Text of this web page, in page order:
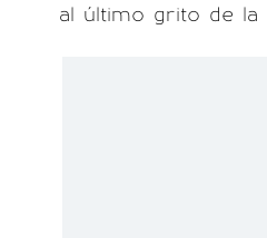
al último grito de la